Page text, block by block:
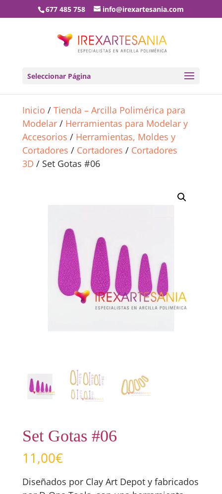
677 485 758 info@irexartesania.com
Seleccionar Página
Inicio / Tienda – Arcilla Polimérica para
Modelar/ Herramientas para Modelar y
Accesorios / Herramientas, Moldes y
Cortadores / Cortadores / Cortadores
3D / Set Gotas #06
Set Gotas #06
11,00€
Diseñados por Clay Art Depot y fabricados